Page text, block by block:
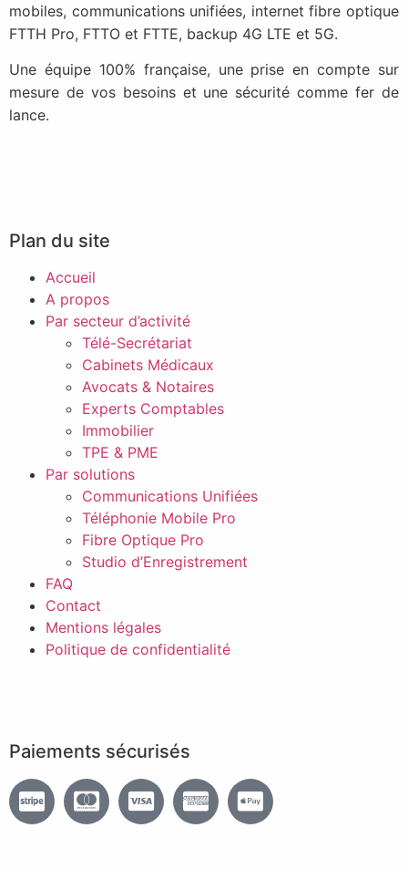
mobiles, communications unifiées, internet fibre optique
FTTH Pro, FTTO et FTTE, backup 4G LTE et 5G.
Une équipe 100% française, une prise en compte sur
mesure de vos besoins et une sécurité comme fer de
lance.
Plan du site
Accueil
A propos
Par secteur d’activité
Télé-Secrétariat
Cabinets Médicaux
Avocats & Notaires
Experts Comptables
Immobilier
TPE & PME
Par solutions
Communications Unifiées
Téléphonie Mobile Pro
Fibre Optique Pro
Studio d’Enregistrement
FAQ
Contact
Mentions légales
Politique de confidentialité
Paiements sécurisés